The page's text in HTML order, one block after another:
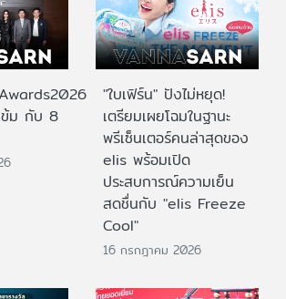
ข้ม กับ 8
"ใบเฟิร์น" ปังไม่หยุด!
เตรียมเผยโฉมในฐานะ
พรีเซ็นเตอร์คนล่าสุดของ
elis พร้อมเปิด
ประสบการณ์ความเย็น
สดชื่นกับ "elis Freeze
Cool"
16 กรกฎาคม 2026